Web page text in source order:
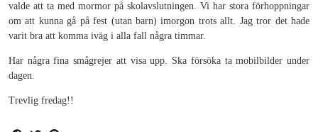
valde att ta med mormor på skolavslutningen. Vi har stora förhoppningar
om att kunna gå på fest (utan barn) imorgon trots allt. Jag tror det hade
varit bra att komma iväg i alla fall några timmar.
Har några fina smågrejer att visa upp. Ska försöka ta mobilbilder under
dagen.
Trevlig fredag!!